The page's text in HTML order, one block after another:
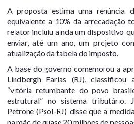
A proposta estima uma renúncia
equivalente a 10% da arrecadação
relator incluiu ainda um dispositivo
enviar, até um ano, um projeto
atualização da tabela do imposto.
A base do governo comemorou a
Lindbergh Farias (RJ), classificou
“vitória retumbante do povo
estrutural” no sistema tributário.
Petrone (Psol-RJ) disse que a
na mão de quase 20 milhões de